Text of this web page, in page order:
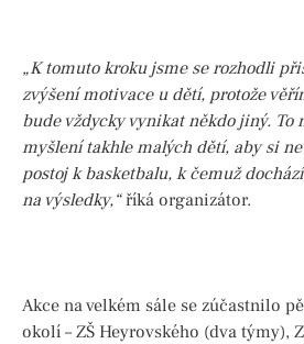
„K tomuto kroku jsme se rozhodli
zvýšení motivace u dětí, protože
bude vždycky vynikat někdo jiný. To
myšlení takhle malých dětí, aby si
postoj k basketbalu, k čemuž
na výsledky,“říká organizátor.
Akce na velkém sále se zúčastnilo
okolí – ZŠ Heyrovského (dva týmy),